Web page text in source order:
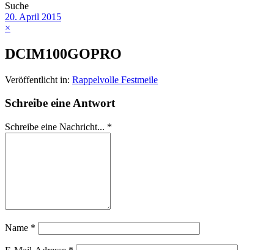
Suche
20. April 2015
×
DCIM100GOPRO
Veröffentlicht in: Rappelvolle Festmeile
Schreibe eine Antwort
Schreibe eine Nachricht... *
Name *